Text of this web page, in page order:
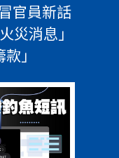
官員新話
災消息」
」